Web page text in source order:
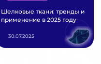
Шелковые ткани: тренды и
применение в 2025 году
30.07.2025